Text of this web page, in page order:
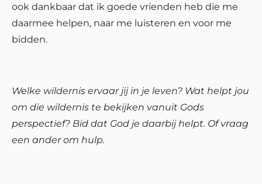
ook dankbaar dat ik goede vrienden heb die me
daarmee helpen, naar me luisteren en voor me
bidden.
Welke wildernis ervaar jij in je leven? Wat helpt jou
om die wildernis te bekijken vanuit Gods
perspectief? Bid dat God je daarbij helpt. Of vraag
een ander om hulp.